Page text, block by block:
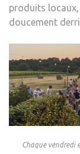
produits locaux,
doucement
Chaque vendredi